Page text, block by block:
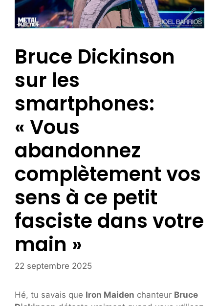
Bruce Dickinson
sur les
smartphones:
« Vous
abandonnez
complètement vos
sens à ce petit
fasciste dans votre
main »
22 septembre 2025
Hé, tu savais que Iron Maiden chanteur Bruce